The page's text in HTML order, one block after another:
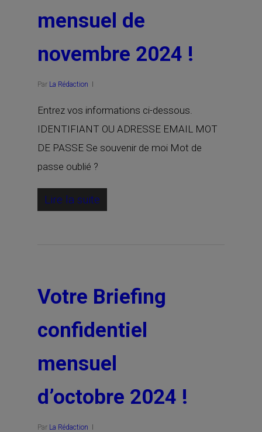
mensuel de
novembre 2024 !
Par La Rédaction
Entrez vos informations ci-dessous.
IDENTIFIANT OU ADRESSE EMAIL MOT
DE PASSE Se souvenir de moi Mot de
passe oublié ?
Lire la suite
Votre Briefing
confidentiel
mensuel
d’octobre 2024 !
Par La Rédaction